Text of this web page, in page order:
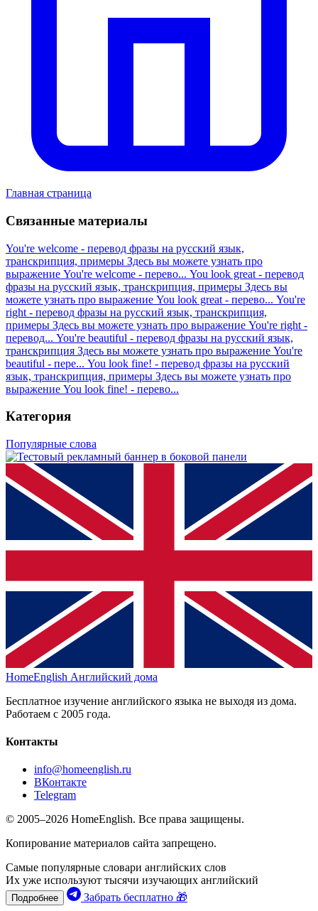
Главная страница
Связанные материалы
You're welcome - перевод фразы на русский язык,
транскрипция, примеры Здесь вы можете узнать про
выражение You're welcome - перево... You look great - перевод
фразы на русский язык, транскрипция, примеры Здесь вы
можете узнать про выражение You look great - перево... You're
right - перевод фразы на русский язык, транскрипция,
примеры Здесь вы можете узнать про выражение You're right -
перевод... You're beautiful - перевод фразы на русский язык,
транскрипция Здесь вы можете узнать про выражение You're
beautiful - пере... You look fine! - перевод фразы на русский
язык, транскрипция, примеры Здесь вы можете узнать про
выражение You look fine! - перево...
Категория
Популярные слова
HomeEnglish Английский дома
Бесплатное изучение английского языка не выходя из дома.
Работаем с 2005 года.
Контакты
info@homeenglish.ru
ВКонтакте
Telegram
© 2005–2026 HomeEnglish. Все права защищены.
Копирование материалов сайта запрещено.
Самые популярные словари английских слов
Их уже используют тысячи изучающих английский
Подробнее Забрать бесплатно 🎁